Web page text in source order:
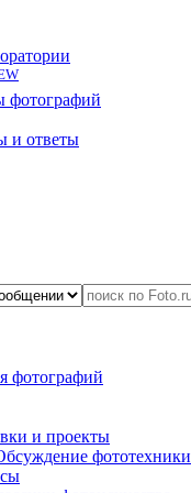
и ответы
фотографий
и проекты
фототехники